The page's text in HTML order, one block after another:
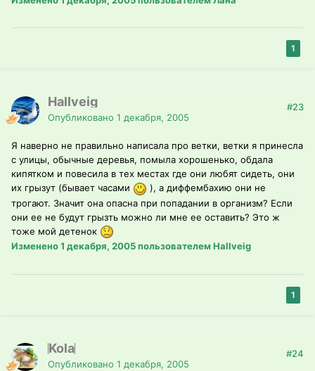
1
Hallveig
Опубликовано 1 декабря, 2005
#23
Я наверно не правильно написала про ветки, ветки я принесла
с улицы, обычные деревья, помыла хорошенько, обдала
кипятком и повесила в тех местах где они любят сидеть, они
их грызут (бывает часами
), а диффембахию они не
трогают. Значит она опасна при попадании в организм? Если
они ее не будут грызть можно ли мне ее оставить? Это ж
тоже мой детенок
Изменено1 декабря, 2005пользователем Hallveig
1
Kola
Опубликовано 1 декабря, 2005
#24